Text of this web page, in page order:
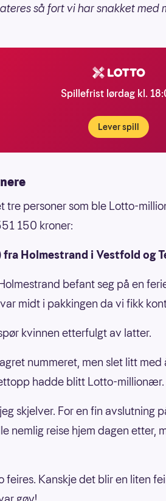
så fort vi har snakket med
Spillefrist lørdag kl.
Lever spill
tre personer som ble Lotto-
150 kroner:
Holmestrand i Vestfold og
befant seg på en
midt i pakkingen da vi fikk
kvinnen etterfulgt av latter.
nummeret, men slet litt
hadde blitt Lotto-millionær.
skjelver. For en fin avslutning
nemlig reise hjem dagen etter,
feires. Kanskje det blir en liten